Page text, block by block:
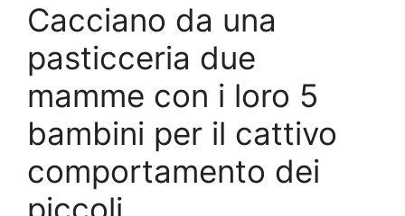
Cacciano da una
pasticceria due
mamme con i loro 5
bambini per il cattivo
comportamento dei